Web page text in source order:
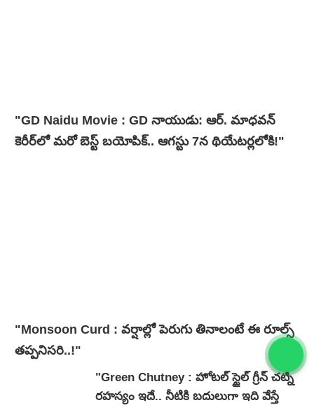
"GD Naidu Movie : GD నాయుడు: ఆర్. మాధవన్‌
కెరీర్‌లో మరో బెస్ట్ బయోపిక్.. ఆగస్టు 7న థియేటర్లలోకి!"
"Monsoon Curd : వర్షాల్లో పెరుగు తినాలంటే ఈ రూల్స్
తప్పనిసరి..!"
"Green Chutney : హోటల్ స్టైల్ గ్రీన్ చట్నీ
రహస్యం ఇదే.. నీటికి బదులుగా ఇది వేస్తే